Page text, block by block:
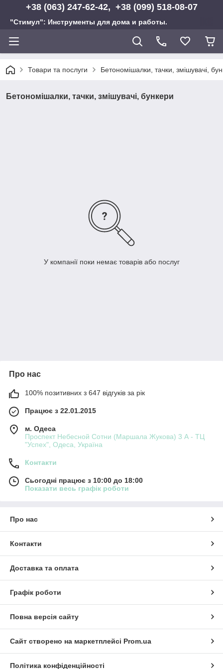
+38 (063) 247-62-42, +38 (099) 518-08-07
"Стимул": Инструменты для дома и работы.
Товари та послуги Бетономішалки, тачки, змішувачі,
Бетономішалки, тачки, змішувачі, бункери
У компанії поки немає товарів або послуг
Про нас
100% позитивних з 647 відгуків за рік
Працює з 22.01.2015
м. Одеса
Проспект Небесной Сотни (Маршала Жукова) 3 А - ТЦ
"Успех", Одеса, Україна
Контакти
Сьогодні працює з 10:00 до 18:00
Показати весь графік роботи
Про нас
Контакти
Доставка та оплата
Графік роботи
Повна версія сайту
Сайт створено на маркетплейсі Prom.ua
Політика конфіденційності